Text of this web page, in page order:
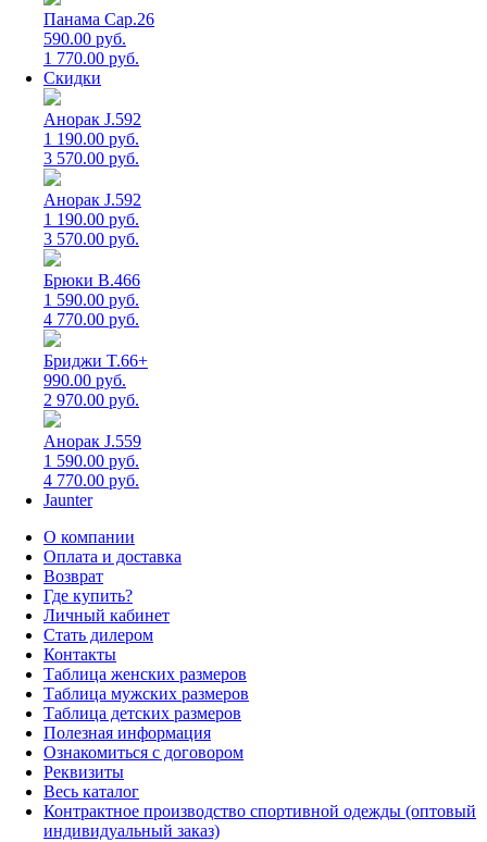
Панама Cap.26
590.00 руб.
1 770.00 руб.
Скидки
Анорак J.592
1 190.00 руб.
3 570.00 руб.
Анорак J.592
1 190.00 руб.
3 570.00 руб.
Брюки B.466
1 590.00 руб.
4 770.00 руб.
Бриджи T.66+
990.00 руб.
2 970.00 руб.
Анорак J.559
1 590.00 руб.
4 770.00 руб.
Jaunter
О компании
Оплата и доставка
Возврат
Где купить?
Личный кабинет
Стать дилером
Контакты
Таблица женских размеров
Таблица мужских размеров
Таблица детских размеров
Полезная информация
Ознакомиться с договором
Реквизиты
Весь каталог
Контрактное производство спортивной одежды (оптовый
индивидуальный заказ)